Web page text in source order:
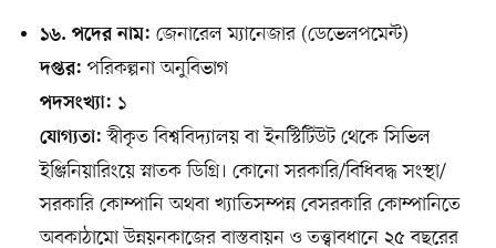
১৬. পদের নাম: জেনারেল ম্যানেজার (ডেভেলপমেন্ট)
দপ্তর: পরিকল্পনা অনুবিভাগ
পদসংখ্যা: ১
যোগ্যতা: স্বীকৃত বিশ্ববিদ্যালয় বা ইনস্টিটিউট থেকে সিভিল
ইঞ্জিনিয়ারিংয়ে স্নাতক ডিগ্রি। কোনো সরকারি/বিধিবদ্ধ সংস্থা/
সরকারি কোম্পানি অথবা খ্যাতিসম্পন্ন বেসরকারি কোম্পানিতে
অবকাঠামো উন্নয়নকাজের বাস্তবায়ন ও তত্ত্বাবধানে ২৫ বছরের